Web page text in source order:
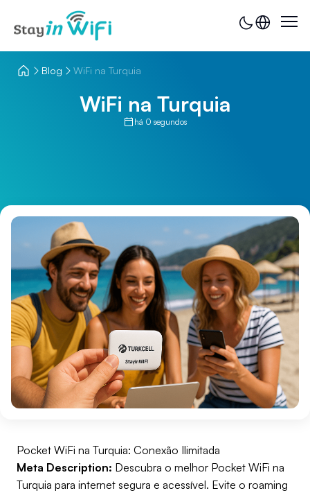
Blog WiFi na Turquia
WiFi na Turquia
há 0 segundos
Pocket WiFi na Turquia: Conexão Ilimitada
Meta Description: Descubra o melhor Pocket WiFi na
Turquia para internet segura e acessível. Evite o roaming